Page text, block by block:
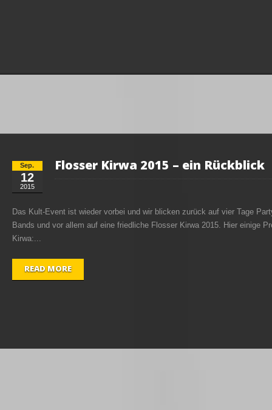
Sep.
12
2015
Flosser Kirwa 2015 – ein Rückblick
Das Kult-Event ist wieder vorbei und wir blicken zurück auf vier Tage
Bands und vor allem auf eine friedliche Flosser Kirwa 2015. Hier einige
Kirwa:...
READ MORE